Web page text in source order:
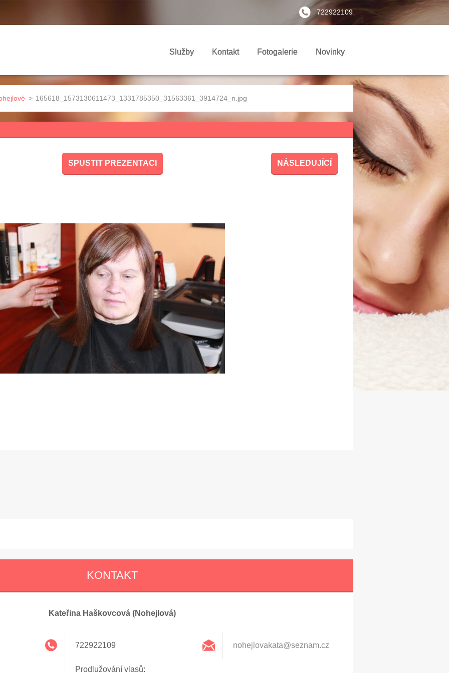
722922109
Služby Kontakt Fotogalerie Novinky
> 165618_1573130611473_1331785350_31563361_3914724_n.jpg
SPUSTIT PREZENTACI NÁSLEDUJÍCÍ
KONTAKT
Kateřina Haškovcová (Nohejlová)
722922109
Prodlužování vlasů:
nohejlovakata@seznam.cz